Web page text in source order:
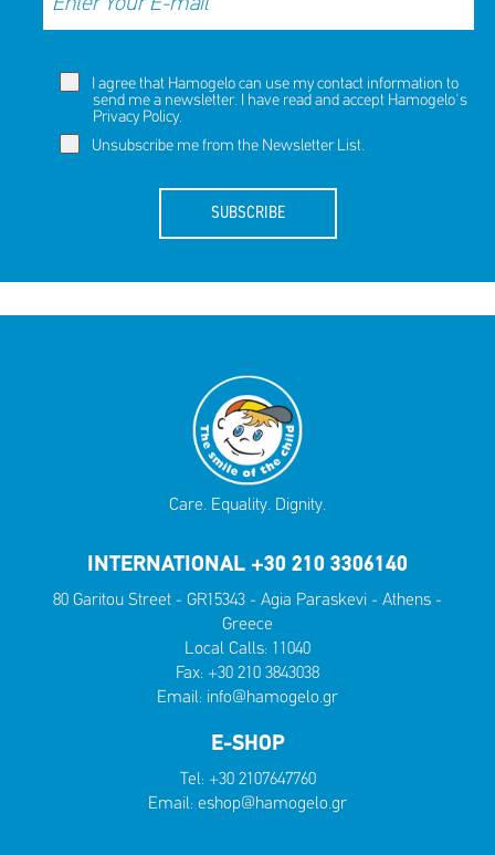
I agree that Hamogelo can use my contact information to
send me a newsletter. I have read and accept Hamogelo's
Privacy Policy.
Unsubscribe me from the Newsletter List.
SUBSCRIBE
Care. Equality. Dignity.
INTERNATIONAL +30 210 3306140
80 Garitou Street - GR15343 - Agia Paraskevi - Athens -
Greece
Local Calls: 11040
Fax: +30 210 3843038
Email: info@hamogelo.gr
E-SHOP
Tel: +30 2107647760
Email: eshop@hamogelo.gr